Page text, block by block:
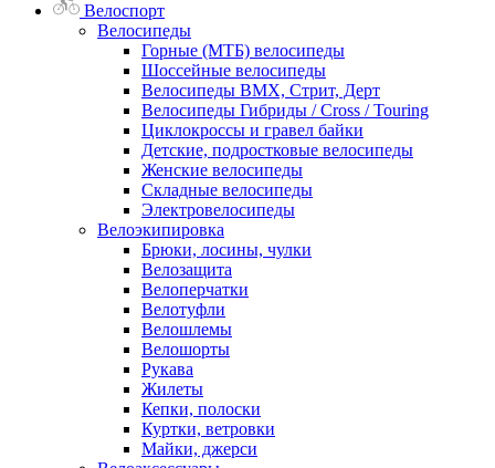
Велоспорт
Велосипеды
Горные (МТБ) велосипеды
Шоссейные велосипеды
Велосипеды BMX, Стрит, Дерт
Велосипеды Гибриды / Cross / Touring
Циклокроссы и гравел байки
Детские, подростковые велосипеды
Женские велосипеды
Складные велосипеды
Электровелосипеды
Велоэкипировка
Брюки, лосины, чулки
Велозащита
Велоперчатки
Велотуфли
Велошлемы
Велошорты
Рукава
Жилеты
Кепки, полоски
Куртки, ветровки
Майки, джерси